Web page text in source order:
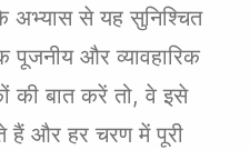
अभ्यास से यह सुनिश्चित
पूजनीय और व्यावहारिक
की बात करें तो, वे इसे
हैं और हर चरण में पूरी